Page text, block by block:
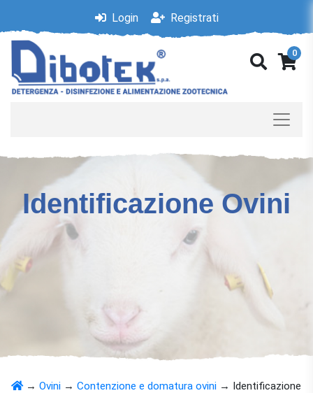
Login Registrati
0
Identificazione Ovini
→ Ovini → Contenzione e domatura ovini → Identificazione